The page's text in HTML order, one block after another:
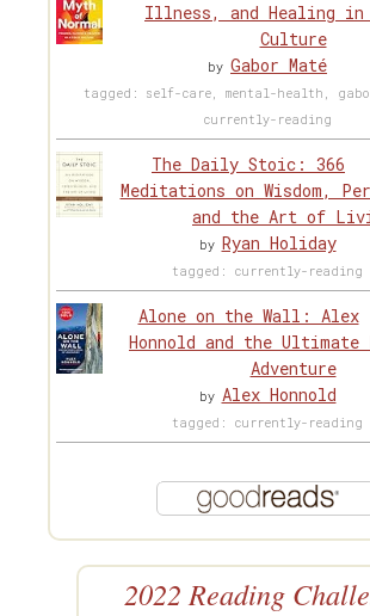
Illness, and Healing in
Culture
by Gabor Maté
tagged: self-care, mental-health,
currently-reading
The Daily Stoic: 366
Meditations on Wisdom,
and the Art of
by Ryan Holiday
tagged: currently-reading
Alone on the Wall: Alex
Honnold and the
Adventure
by Alex Honnold
tagged: currently-reading
2022 Reading